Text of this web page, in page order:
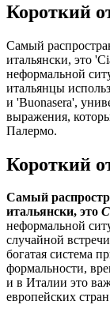
Короткий
Самый
итальянски, это
неформальной
итальянцы
и 'Buonasera',
выражения,
Палермо.
Короткий
Самый
итальянски, это
неформальной
случайной
богатая система
формальности,
и в Италии это
европейских